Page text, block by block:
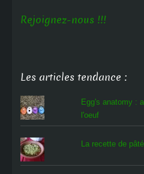
Rejoignez-nous !!!
Les articles tendance :
Egg's anatomy :
l'oeuf
La recette de